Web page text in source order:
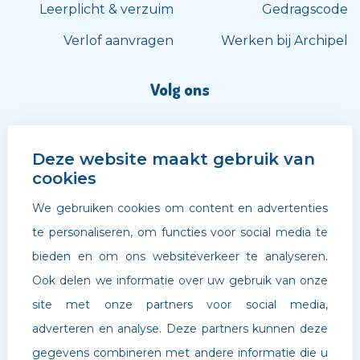
Leerplicht & verzuim
Verlof aanvragen
Gedragscode
Werken bij Archipel
Volg ons
©Archipel Scholen. Website doorBoldr Digital Agency
Deze website maakt gebruik van
cookies
We gebruiken cookies om content en advertenties
te personaliseren, om functies voor social media te
bieden en om ons websiteverkeer te analyseren.
Ook delen we informatie over uw gebruik van onze
site met onze partners voor social media,
adverteren en analyse. Deze partners kunnen deze
gegevens combineren met andere informatie die u